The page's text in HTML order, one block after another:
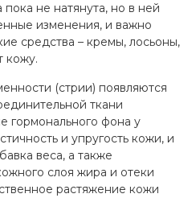
не натянута, но в ней
изменения, и важно
средства – кремы, лосьоны,
кожу.
(стрии) появляются
ткани
гормонального фона у
и упругость кожи, и
веса, а также
слоя жира и отеки
растяжение кожи